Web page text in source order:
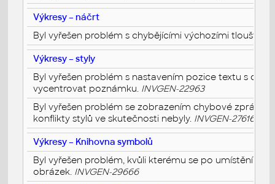
Výkresy – náčrt
Byl vyřešen problém s chybějícími výchozími
Výkresy – styly
Byl vyřešen problém s nastavením pozice textu s
vycentrovat poznámku. INVGEN-22963
Byl vyřešen problém se zobrazením chybové zprávy
konflikty stylů ve skutečnosti nebyly. INVGEN-27616
Výkresy – Knihovna symbolů
Byl vyřešen problém, kvůli kterému se po umístění
obrázek. INVGEN-29666